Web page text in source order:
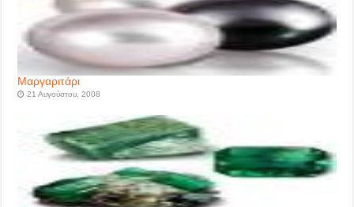
Μαργαριτάρι
21 Αυγούστου, 2008